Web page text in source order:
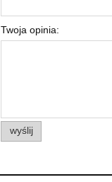
Twoja opinia:
wyślij